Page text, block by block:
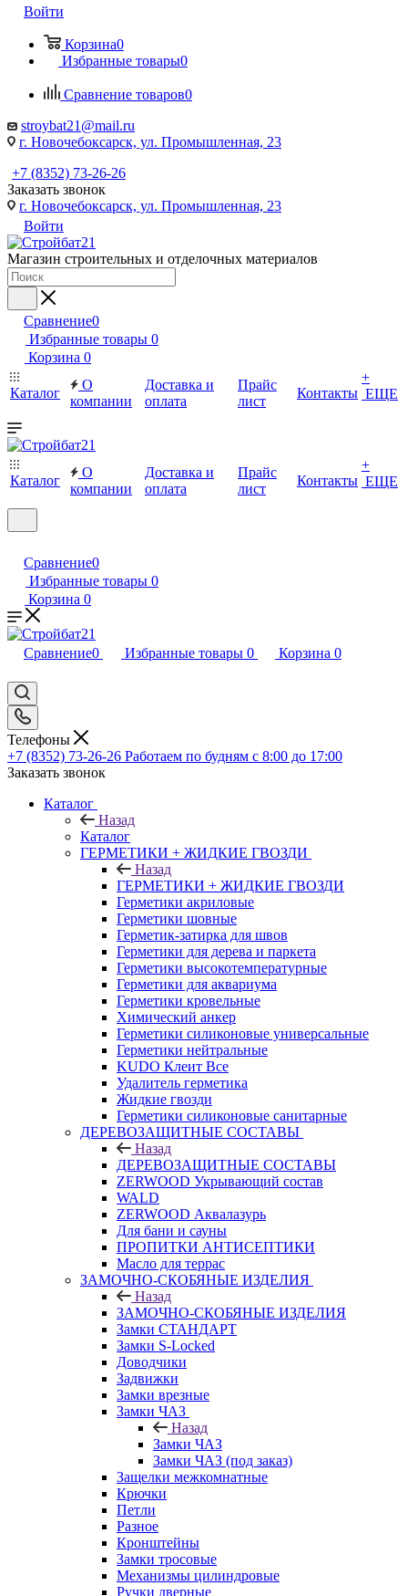
Войти
Корзина0
Избранные товары0
Сравнение товаров0
stroybat21@mail.ru
г. Новочебоксарск, ул. Промышленная, 23
+7 (8352) 73-26-26
Заказать звонок
г. Новочебоксарск, ул. Промышленная, 23
Войти
Магазин строительных и отделочных материалов
Сравнение0
Избранные товары 0
Корзина 0
Каталог
О
компании
Доставка и
оплата
Прайс
лист
Контакты
+
ЕЩЕ
Каталог
О
компании
Доставка и
оплата
Прайс
лист
Контакты
+
ЕЩЕ
Сравнение0
Избранные товары 0
Корзина 0
Сравнение0 Избранные товары 0 Корзина 0
Телефоны
+7 (8352) 73-26-26 Работаем по будням с 8:00 до 17:00
Заказать звонок
Каталог
Назад
Каталог
ГЕРМЕТИКИ + ЖИДКИЕ ГВОЗДИ
Назад
ГЕРМЕТИКИ + ЖИДКИЕ ГВОЗДИ
Герметики акриловые
Герметики шовные
Герметик-затирка для швов
Герметики для дерева и паркета
Герметики высокотемпературные
Герметики для аквариума
Герметики кровельные
Химический анкер
Герметики силиконовые универсальные
Герметики нейтральные
KUDO Клеит Все
Удалитель герметика
Жидкие гвозди
Герметики силиконовые санитарные
ДЕРЕВОЗАЩИТНЫЕ СОСТАВЫ
Назад
ДЕРЕВОЗАЩИТНЫЕ СОСТАВЫ
ZERWOOD Укрывающий состав
WALD
ZERWOOD Аквалазурь
Для бани и сауны
ПРОПИТКИ АНТИСЕПТИКИ
Масло для террас
ЗАМОЧНО-СКОБЯНЫЕ ИЗДЕЛИЯ
Назад
ЗАМОЧНО-СКОБЯНЫЕ ИЗДЕЛИЯ
Замки СТАНДАРТ
Замки S-Locked
Доводчики
Задвижки
Замки врезные
Замки ЧАЗ
Назад
Замки ЧАЗ
Замки ЧАЗ (под заказ)
Защелки межкомнатные
Крючки
Петли
Разное
Кронштейны
Замки тросовые
Механизмы цилиндровые
Ручки дверные